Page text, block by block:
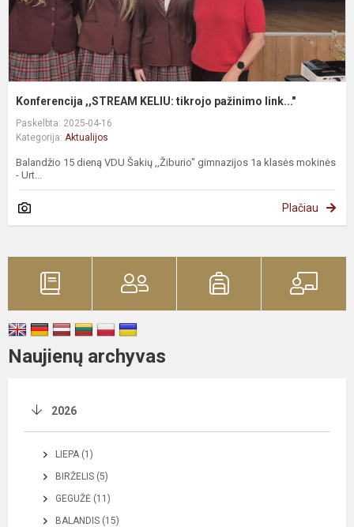
Konferencija ,,STREAM KELIU: tikrojo pažinimo link..."
Paskelbta: 2025-04-16
Kategorija: Aktualijos
Balandžio 15 dieną VDU Šakių ,,Žiburio" gimnazijos 1a klasės mokinės
- Urt...
Plačiau
Naujienų archyvas
2026
LIEPA (1)
BIRŽELIS (5)
GEGUŽĖ (11)
BALANDIS (15)